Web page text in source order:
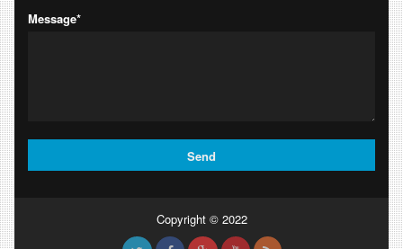
Message*
Copyright © 2022